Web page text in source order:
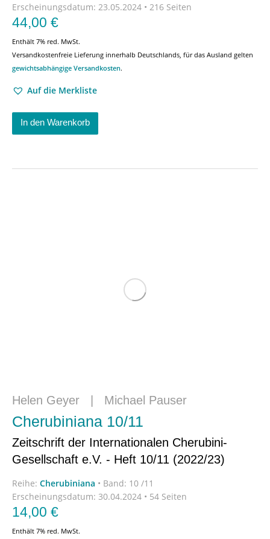
Erscheinungsdatum: 23.05.2024 • 216 Seiten
44,00 €
Enthält 7% red. MwSt.
Versandkostenfreie Lieferung innerhalb Deutschlands, für das Ausland gelten
gewichtsabhängige Versandkosten.
Auf die Merkliste
In den Warenkorb
Helen Geyer Michael Pauser
Cherubiniana 10/11
Zeitschrift der Internationalen Cherubini-
Gesellschaft e.V. - Heft 10/11 (2022/23)
Reihe: Cherubiniana • Band: 10 /11
Erscheinungsdatum: 30.04.2024 • 54 Seiten
14,00 €
Enthält 7% red. MwSt.